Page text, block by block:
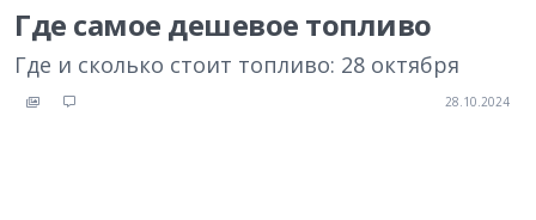
Где самое дешевое топливо
Где и сколько стоит топливо: 28 октября
28.10.2024